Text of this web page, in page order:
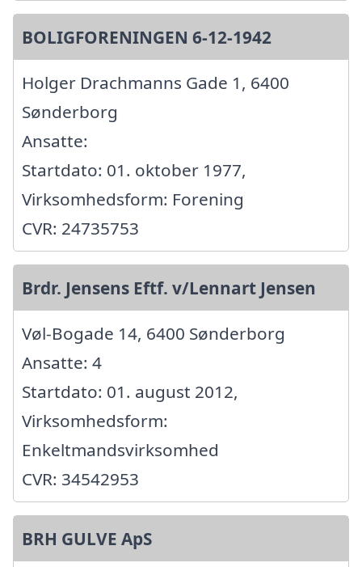
BOLIGFORENINGEN 6-12-1942
Holger Drachmanns Gade 1, 6400
Sønderborg
Ansatte:
Startdato: 01. oktober 1977,
Virksomhedsform: Forening
CVR: 24735753
Brdr. Jensens Eftf. v/Lennart Jensen
Vøl-Bogade 14, 6400 Sønderborg
Ansatte: 4
Startdato: 01. august 2012,
Virksomhedsform:
Enkeltmandsvirksomhed
CVR: 34542953
BRH GULVE ApS